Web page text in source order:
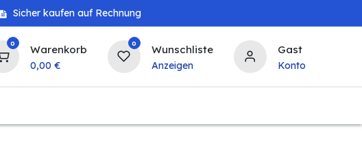
Sicher kaufen auf Rechnung
0 Warenkorb
0,00 €
0 Wunschliste
Anzeigen
Gast
Konto